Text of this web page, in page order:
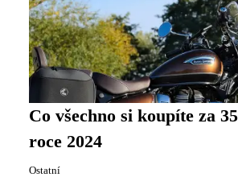
Co všechno si koupíte za
roce 2024
Ostatní